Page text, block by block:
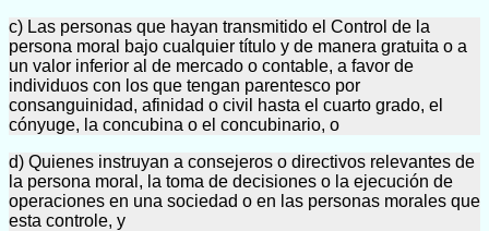
c) Las personas que hayan transmitido el Control de la
persona moral bajo cualquier título y de manera gratuita o a
un valor inferior al de mercado o contable, a favor de
individuos con los que tengan parentesco por
consanguinidad, afinidad o civil hasta el cuarto grado, el
cónyuge, la concubina o el concubinario, o
d) Quienes instruyan a consejeros o directivos relevantes de
la persona moral, la toma de decisiones o la ejecución de
operaciones en una sociedad o en las personas morales que
esta controle, y